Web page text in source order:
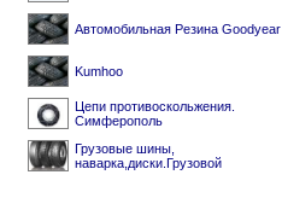
Автомобильная Резина Goodyear
Kumhoo
Цепи противоскольжения.
Симферополь
Грузовые шины,
наварка,диски.Грузовой